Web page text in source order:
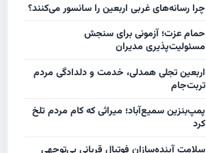
چرا رسانه‌های غربی اربعین را سانسور می‌کنند؟
حمام عزت؛ آزمونی برای سنجش
مسئولیت‌پذیری مدیران
اربعین تجلی همدلی، خدمت و دلدادگی مردم
تربت‌جام
پمپ‌بنزین سمیع‌آباد؛ میراثی که کام مردم تلخ
کرد
سلامت آینده‌سازان فوتبال قربانی بی‌توجهی